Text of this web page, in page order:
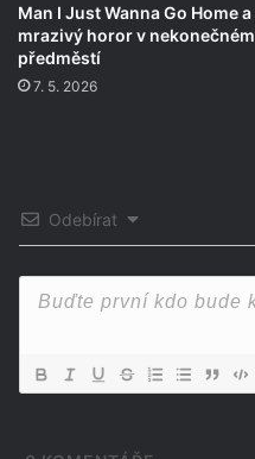
Man I Just Wanna Go Home a
mrazivý horor v nekonečném
předměstí
7. 5. 2026
Odebírat